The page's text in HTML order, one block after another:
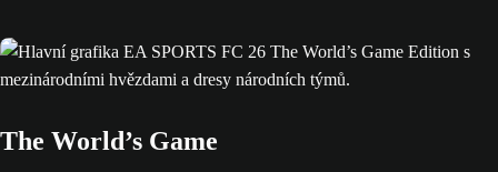
The World’s Game